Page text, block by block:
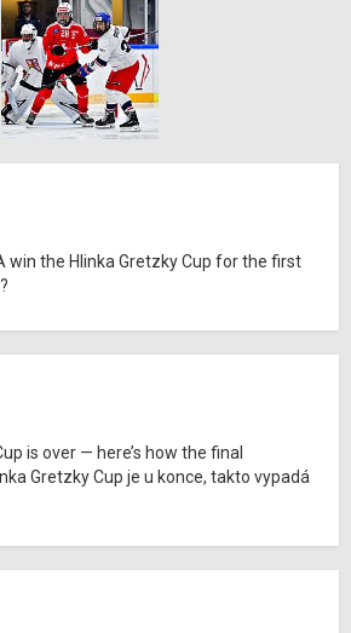
win the Hlinka Gretzky Cup for the first
is over — here’s how the final
Gretzky Cup je u konce, takto vypadá